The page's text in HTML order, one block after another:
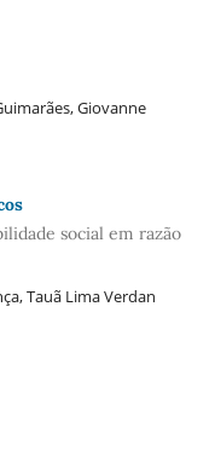
Giovanne
social em razão
Tauã Lima Verdan